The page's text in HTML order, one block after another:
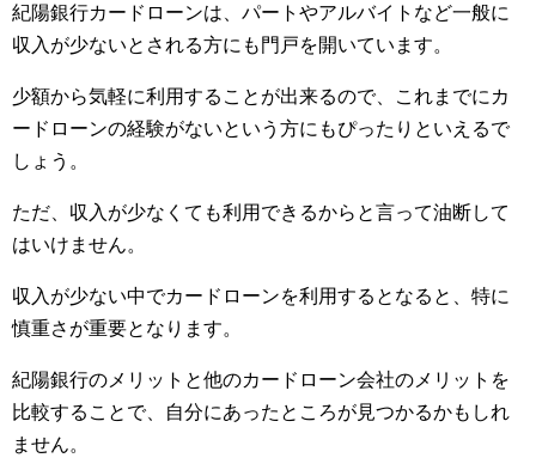
紀陽銀行カードローンは、パートやアルバイトなど一般に
収入が少ないとされる方にも門戸を開いています。
少額から気軽に利用することが出来るので、これまでにカ
ードローンの経験がないという方にもぴったりといえるで
しょう。
ただ、収入が少なくても利用できるからと言って油断して
はいけません。
収入が少ない中でカードローンを利用するとなると、特に
慎重さが重要となります。
紀陽銀行のメリットと他のカードローン会社のメリットを
比較することで、自分にあったところが見つかるかもしれ
ません。